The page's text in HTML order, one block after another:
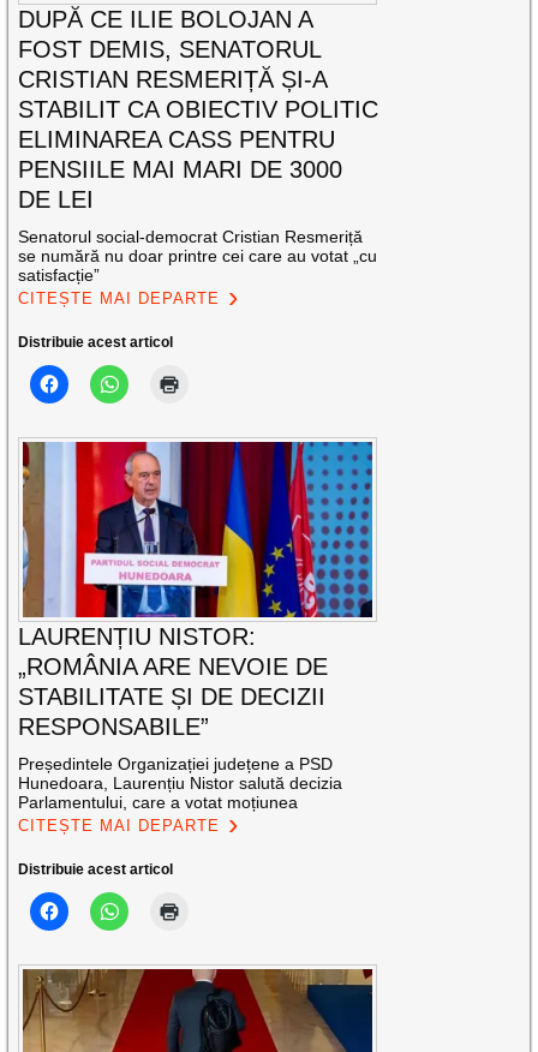
DUPĂ CE ILIE BOLOJAN A
FOST DEMIS, SENATORUL
CRISTIAN RESMERIȚĂ ȘI-A
STABILIT CA OBIECTIV POLITIC
ELIMINAREA CASS PENTRU
PENSIILE MAI MARI DE 3000
DE LEI
Senatorul social-democrat Cristian Resmeriță
se numără nu doar printre cei care au votat „cu
satisfacție”
CITEȘTE MAI DEPARTE
Distribuie acest articol
LAURENȚIU NISTOR:
„ROMÂNIA ARE NEVOIE DE
STABILITATE ȘI DE DECIZII
RESPONSABILE”
Președintele Organizației județene a PSD
Hunedoara, Laurențiu Nistor salută decizia
Parlamentului, care a votat moțiunea
CITEȘTE MAI DEPARTE
Distribuie acest articol